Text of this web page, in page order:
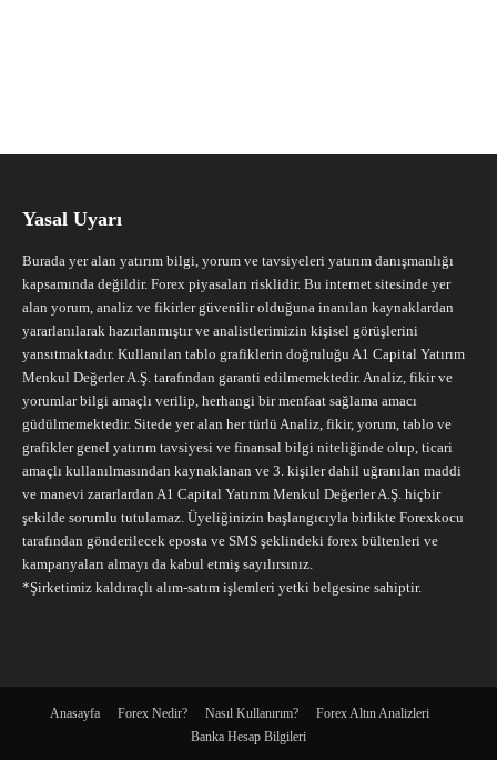
Yasal Uyarı
Burada yer alan yatırım bilgi, yorum ve tavsiyeleri yatırım danışmanlığı
kapsamında değildir. Forex piyasaları risklidir. Bu internet sitesinde yer
alan yorum, analiz ve fikirler güvenilir olduğuna inanılan kaynaklardan
yararlanılarak hazırlanmıştır ve analistlerimizin kişisel görüşlerini
yansıtmaktadır. Kullanılan tablo grafiklerin doğruluğu A1 Capital Yatırım
Menkul Değerler A.Ş. tarafından garanti edilmemektedir. Analiz, fikir ve
yorumlar bilgi amaçlı verilip, herhangi bir menfaat sağlama amacı
güdülmemektedir. Sitede yer alan her türlü Analiz, fikir, yorum, tablo ve
grafikler genel yatırım tavsiyesi ve finansal bilgi niteliğinde olup, ticari
amaçlı kullanılmasından kaynaklanan ve 3. kişiler dahil uğranılan maddi
ve manevi zararlardan A1 Capital Yatırım Menkul Değerler A.Ş. hiçbir
şekilde sorumlu tutulamaz. Üyeliğinizin başlangıcıyla birlikte Forexkocu
tarafından gönderilecek eposta ve SMS şeklindeki forex bültenleri ve
kampanyaları almayı da kabul etmiş sayılırsınız.
*Şirketimiz kaldıraçlı alım-satım işlemleri yetki belgesine sahiptir.
Anasayfa Forex Nedir? Nasıl Kullanırım?
Forex Altın Analizleri
Banka Hesap Bilgileri